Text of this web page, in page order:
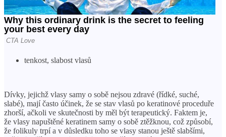
tenkost, slabost vlasů
Dívky, jejichž vlasy samy o sobě nejsou zdravé (řídké, suché,
slabé), mají často účinek, že se stav vlasů po keratinové proceduře
zhorší, ačkoli ve skutečnosti by měl být terapeutický. Faktem je,
že vlasy napuštěné keratinem samy o sobě ztěžknou, což způsobí,
že folikuly trpí a v důsledku toho se vlasy stanou ještě slabšími,